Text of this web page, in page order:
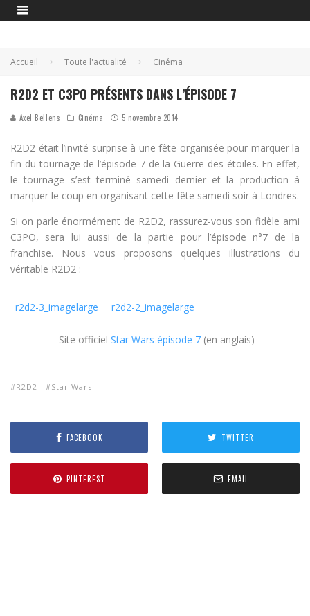
Accueil Toute l'actualité Cinéma
R2D2 ET C3PO PRÉSENTS DANS L’ÉPISODE 7
Axel Bellens Cinéma 5 novembre 2014
R2D2 était l’invité surprise à une fête organisée pour marquer la
fin du tournage de l’épisode 7 de la Guerre des étoiles. En effet,
le tournage s’est terminé samedi dernier et la production à
marquer le coup en organisant cette fête samedi soir à Londres.
Si on parle énormément de R2D2, rassurez-vous son fidèle ami
C3PO, sera lui aussi de la partie pour l’épisode n°7 de la
franchise. Nous vous proposons quelques illustrations du
véritable R2D2 :
r2d2-3_imagelarge r2d2-2_imagelarge
Site officiel Star Wars épisode 7(en anglais)
R2D2 Star Wars
FACEBOOK TWITTER
PINTEREST EMAIL